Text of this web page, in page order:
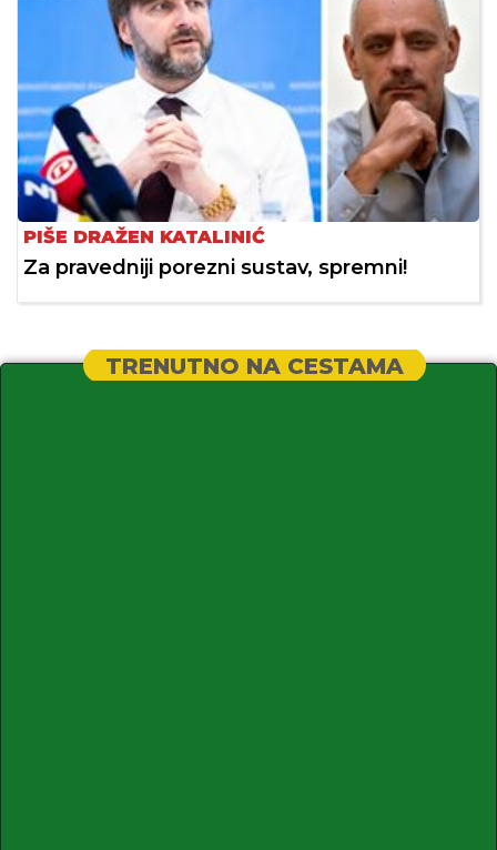
PIŠE DRAŽEN KATALINIĆ
Za pravedniji porezni sustav, spremni!
TRENUTNO NA CESTAMA